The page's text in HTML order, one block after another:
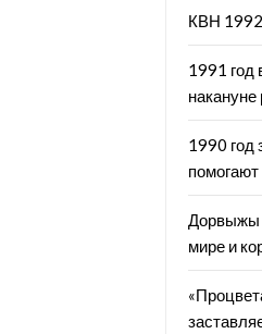
КВН
1991 год
1990 год
помогают
Дорвыжы
мире и